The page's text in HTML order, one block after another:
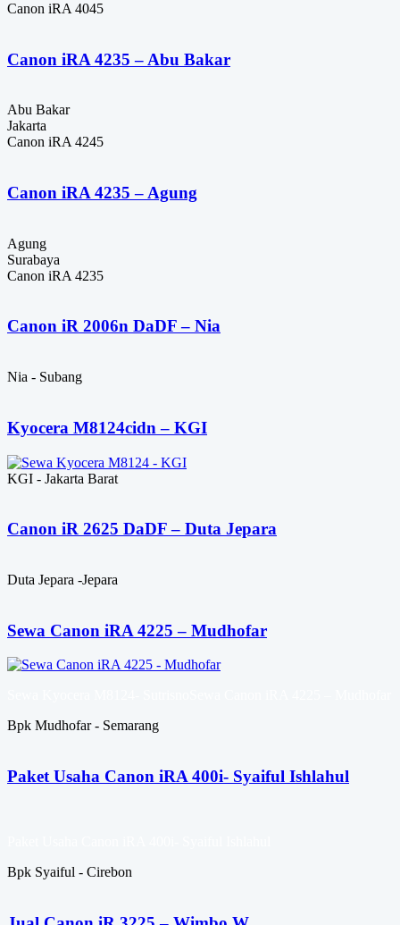
Canon iRA 4045
Canon iRA 4235 – Abu Bakar
Abu Bakar
Jakarta
Canon iRA 4245
Canon iRA 4235 – Agung
Agung
Surabaya
Canon iRA 4235
Canon iR 2006n DaDF – Nia
Nia - Subang
Kyocera M8124cidn – KGI
KGI - Jakarta Barat
Canon iR 2625 DaDF – Duta Jepara
Duta Jepara -Jepara
Sewa Canon iRA 4225 – Mudhofar
Bpk Mudhofar - Semarang
Paket Usaha Canon iRA 400i- Syaiful Ishlahul
Bpk Syaiful - Cirebon